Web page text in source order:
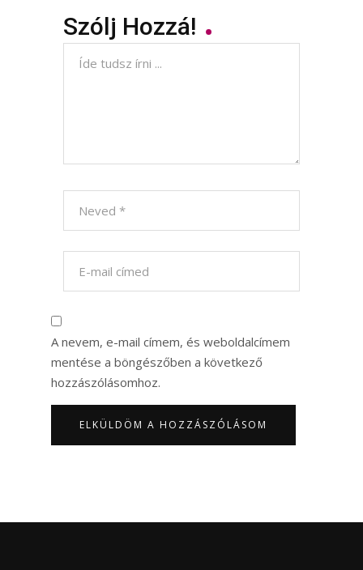
Szólj Hozzá!
A nevem, e-mail címem, és weboldalcímem
mentése a böngészőben a következő
hozzászólásomhoz.